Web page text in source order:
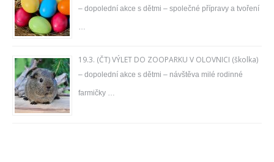
– dopolední akce s dětmi – společné přípravy a tvoření
…
19.3. (ČT) VÝLET DO ZOOPARKU V OLOVNICI (školka)
– dopolední akce s dětmi – návštěva milé rodinné
farmičky …